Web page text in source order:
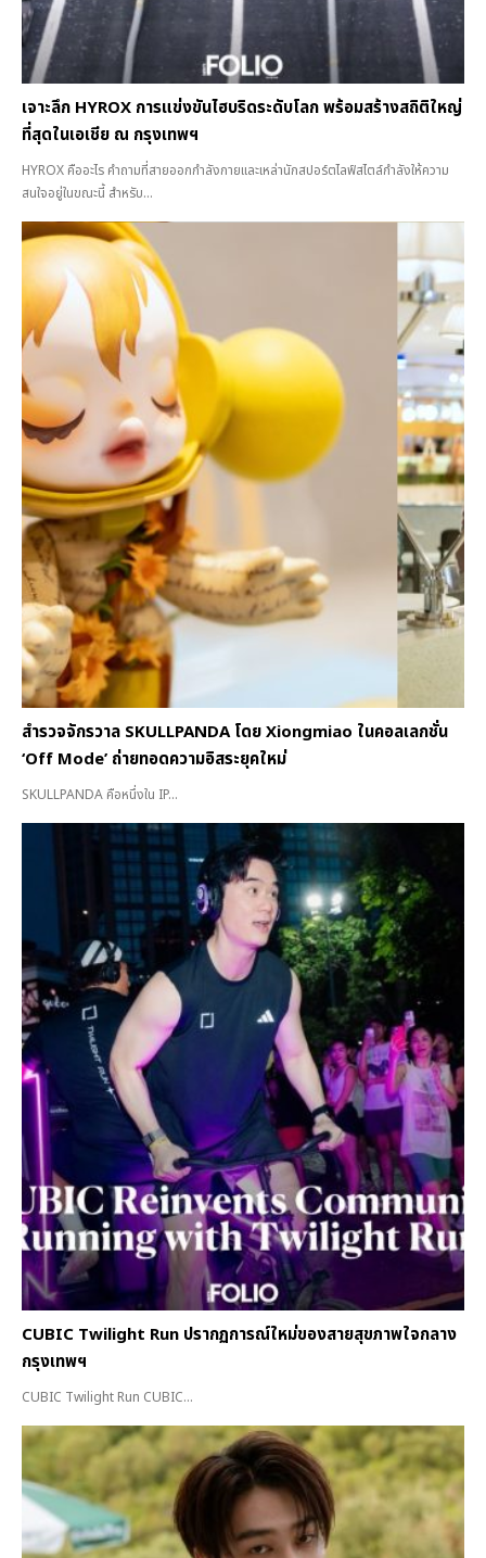
เจาะลึก HYROX การแข่งขันไฮบริดระดับโลก พร้อมสร้างสถิติใหญ่
ที่สุดในเอเชีย ณ กรุงเทพฯ
HYROX คืออะไร คำถามที่สายออกกำลังกายและเหล่านักสปอร์ตไลฟ์สไตล์กำลังให้ความ
สนใจอยู่ในขณะนี้ สำหรับ...
สำรวจจักรวาล SKULLPANDA โดย Xiongmiao ในคอลเลกชั่น
‘Off Mode’ ถ่ายทอดความอิสระยุคใหม่
SKULLPANDA คือหนึ่งใน IP...
CUBIC Twilight Run ปรากฏการณ์ใหม่ของสายสุขภาพใจกลาง
กรุงเทพฯ
CUBIC Twilight Run CUBIC...